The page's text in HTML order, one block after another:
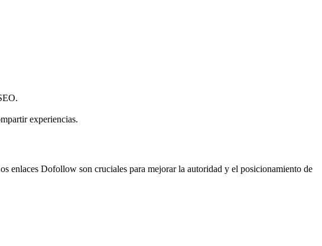
experiencias.
enlaces Dofollow son cruciales para mejorar la autoridad y el posicionamiento de